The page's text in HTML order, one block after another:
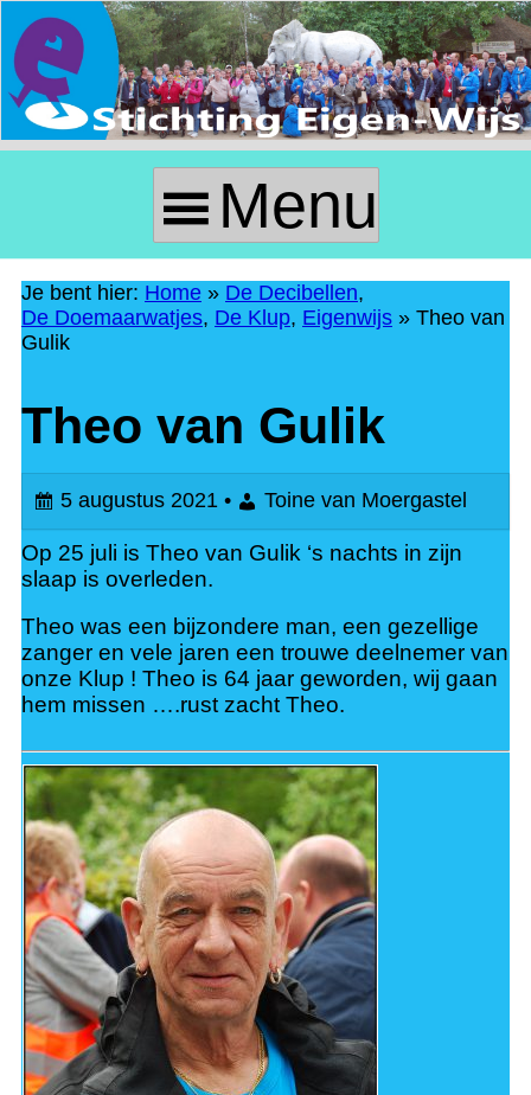
Skip
to
Content
r
m
a
y
M
e
n
u
Menu
Je bent hier: Home » De Decibellen,
De Doemaarwatjes, De Klup, Eigenwijs » Theo van
Gulik
Theo van Gulik
5 augustus 2021 • Toine van Moergastel
Op 25 juli is Theo van Gulik ‘s nachts in zijn
slaap is overleden.
Theo was een bijzondere man, een gezellige
zanger en vele jaren een trouwe deelnemer van
onze Klup ! Theo is 64 jaar geworden, wij gaan
hem missen ….rust zacht Theo.